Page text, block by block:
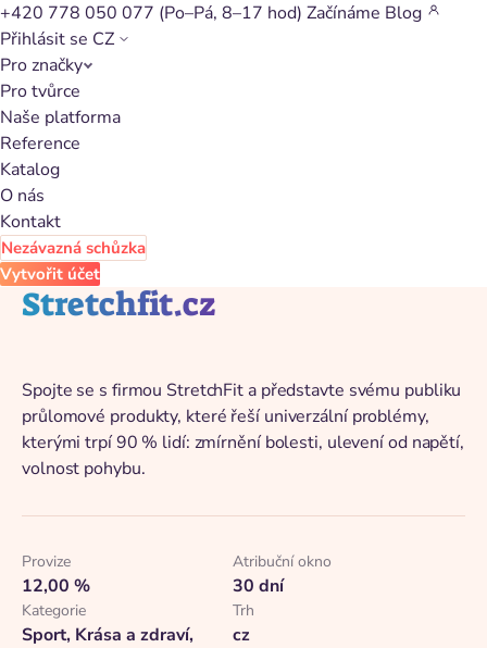
+420 778 050 077 (Po–Pá, 8–17 hod) Začínáme Blog
Přihlásit se CZ
Pro značky
Pro tvůrce
Naše platforma
Reference
Katalog
O nás
Kontakt
Nezávazná schůzka
Vytvořit účet
Zpět na katalog
Stretchfit.cz
Spojte se s firmou StretchFit a představte svému publiku
průlomové produkty, které řeší univerzální problémy,
kterými trpí 90 % lidí: zmírnění bolesti, ulevení od napětí,
volnost pohybu.
Provize
12,00 %
Atribuční okno
30 dní
Kategorie
Sport, Krása a zdraví,
Trh
cz